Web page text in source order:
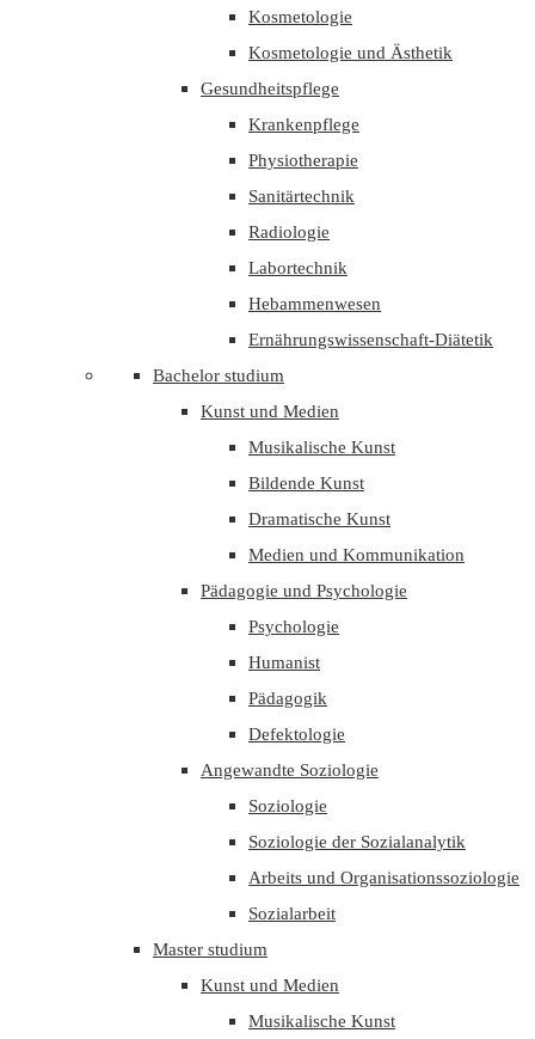
Kosmetologie
Kosmetologie und Ästhetik
Gesundheitspflege
Krankenpflege
Physiotherapie
Sanitärtechnik
Radiologie
Labortechnik
Hebammenwesen
Ernährungswissenschaft-Diätetik
Bachelor studium
Kunst und Medien
Musikalische Kunst
Bildende Kunst
Dramatische Kunst
Medien und Kommunikation
Pädagogie und Psychologie
Psychologie
Humanist
Pädagogik
Defektologie
Angewandte Soziologie
Soziologie
Soziologie der Sozialanalytik
Arbeits und Organisationssoziologie
Sozialarbeit
Master studium
Kunst und Medien
Musikalische Kunst